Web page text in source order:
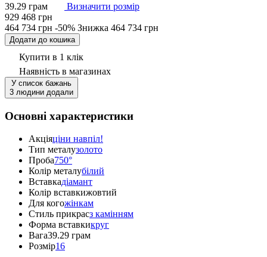
39.29 грам
Визначити розмір
929 468 грн
464 734 грн -50% Знижка 464 734 грн
Додати до кошика
Купити в 1 клік
Наявність в магазинах
У список бажань
3 людини додали
Основні характеристики
Акціяціни навпіл!
Тип металузолото
Проба750°
Колір металубілий
Вставкадіамант
Колір вставкижовтий
Для когожінкам
Стиль прикрасз камінням
Форма вставкикруг
Вага39.29 грам
Розмір16